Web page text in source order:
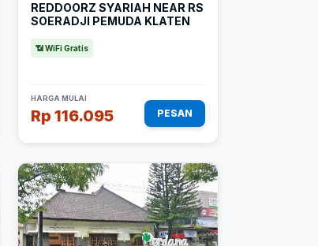
REDDOORZ SYARIAH NEAR RS
SOERADJI PEMUDA KLATEN
📶 WiFi Gratis
HARGA MULAI
Rp 116.095 PESAN